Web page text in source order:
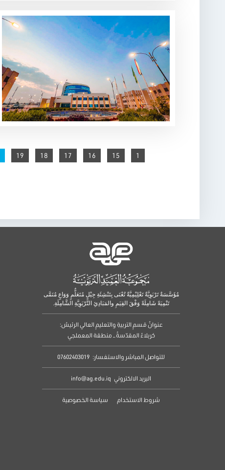
1
15
16
17
18
19
مُؤَسَّسَةٌ تَرْبَوِيَّةٌ تَعْلِيْمِيَّةٌ تُعْنَى بِتَنْشِئَةِ جِيْلٍ مُتَعَلٌّمٍ وَوَاعٍ مُنَمَّى
تَنْمِيَةً شَامِلَةً وَفْقَ القِيَمِ والمَبَادِئِ التَّرْبَوِيَّةِ الشَّامِلَةِ.
عنوانُ قسمِ التربيةِ والتعليمِ العالي الرئيسُ:
كربلاءُ المقدّسةُ – منطقة المعملجي
للتواصل المباشر والاستفسار: 07602403019
البريد الالكتروني info@ag.edu.iq
شروط الاستخدام سياسة الخصوصية